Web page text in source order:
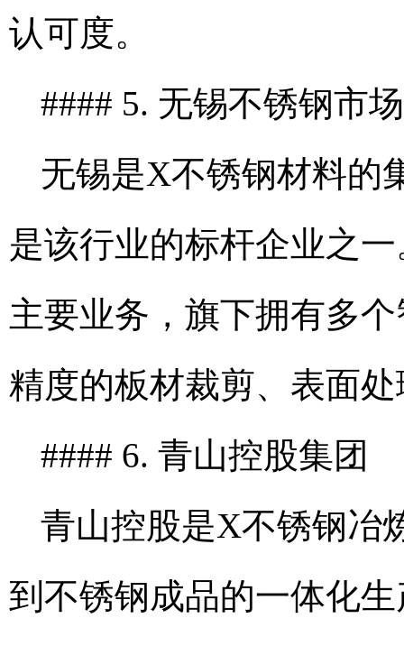
认可度。
#### 5. 无锡不锈钢市
无锡是X不锈钢材料的
是该行业的标杆企业之
主要业务，旗下拥有多
精度的板材裁剪、表面
#### 6. 青山控股集团
青山控股是X不锈钢冶
到不锈钢成品的一体化